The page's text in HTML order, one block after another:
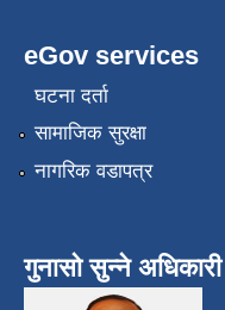
eGov services
घटना दर्ता
सामाजिक सुरक्षा
नागरिक वडापत्र
गुनासो सुन्ने अधिकारी